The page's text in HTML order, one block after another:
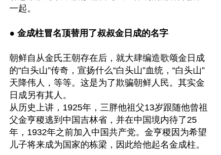
一起。
● 金成柱冒名顶替用了叔叔金日成的名字
朝鲜自从金氏王朝存在后，就大肆编造歌颂金日成
的“白头山”传奇，宣扬什么“白头山”血统，“白头山”
天降伟人，等等。这是为了欺骗朝鲜人民。其实金
日成另有其人。
从历史上讲，1925年，三胖他祖父13岁跟随他曾祖
父金亨稷逃到中国吉林省，并在中国境内待了25
年，1932年之前加入中国共产党。金亨稷因为希望
儿子将来成为国家的栋梁，因此给他起名金成柱。